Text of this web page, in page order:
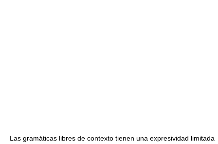
Las gramáticas libres de contexto tienen una expresividad limitada